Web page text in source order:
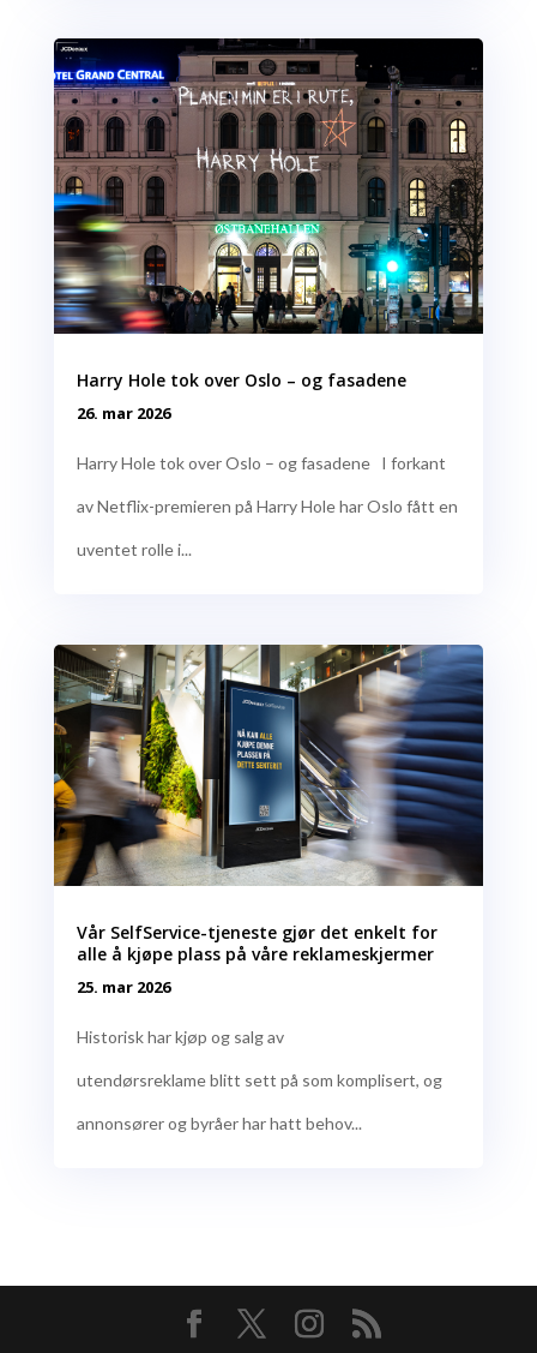
Harry Hole tok over Oslo – og fasadene
26. mar 2026
Harry Hole tok over Oslo – og fasadene I forkant
av Netflix-premieren på Harry Hole har Oslo fått en
uventet rolle i...
Vår SelfService-tjeneste gjør det enkelt for
alle å kjøpe plass på våre reklameskjermer
25. mar 2026
Historisk har kjøp og salg av
utendørsreklame blitt sett på som komplisert, og
annonsører og byråer har hatt behov...